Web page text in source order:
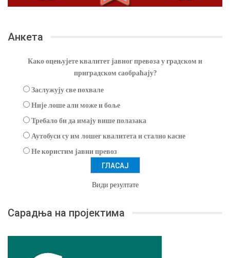
Анкета
Како оцењујете квалитет јавног превоза у градском и
приградском саобраћају?
Заслужују све похвале
Није лоше али може и боље
Требало би да имају више полазака
Аутобуси су им лошег квалитета и стално касне
Не користим јавни превоз
Види резултате
Сарадња на пројектима